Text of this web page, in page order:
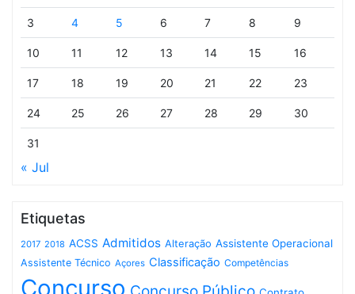
3 4 5 6 7 8 9
10 11 12 13 14 15 16
17 18 19 20 21 22 23
24 25 26 27 28 29 30
31
« Jul
Etiquetas
2017 2018 ACSS Admitidos Alteração Assistente Operacional
Assistente Técnico Açores Classificação Competências
Concurso